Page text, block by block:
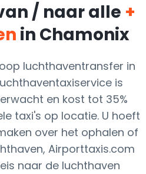
/ naar alle +
in Chamonix
luchthaventransfer in
is
en kost tot 35%
taxi's op locatie. U hoeft
over het ophalen of
Airporttaxis.com
naar de luchthaven